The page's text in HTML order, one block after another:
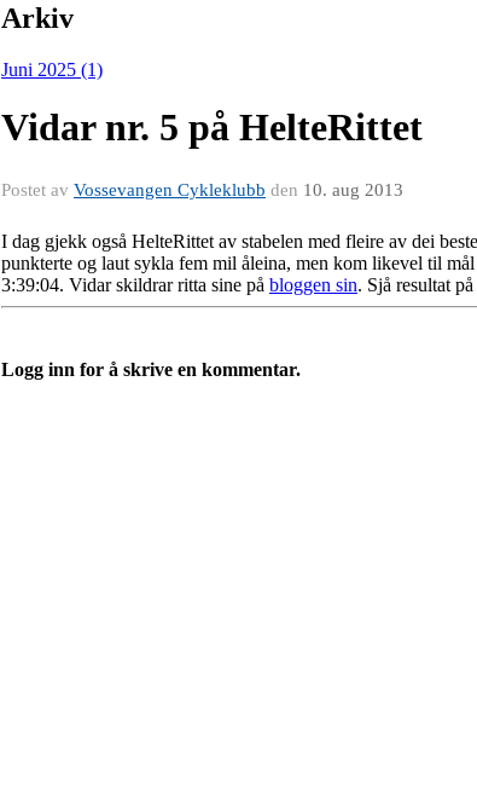
Arkiv
Juni 2025 (1)
Vidar nr. 5 på HelteRittet
Postet av Vossevangen Cykleklubb den 10. aug 2013
I dag gjekk også HelteRittet av stabelen med fleire av dei
punkterte og laut sykla fem mil åleina, men kom likevel til
3:39:04. Vidar skildrar ritta sine på bloggen sin. Sjå resultat
Logg inn for å skrive en kommentar.